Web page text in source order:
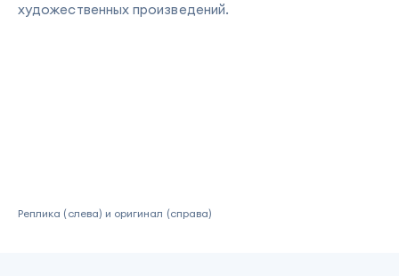
художественных произведений.
Реплика (слева) и оригинал (справа)